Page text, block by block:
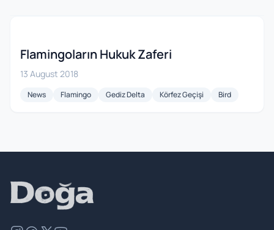
Flamingoların Hukuk Zaferi
13 August 2018
News Flamingo Gediz Delta Körfez Geçişi Bird